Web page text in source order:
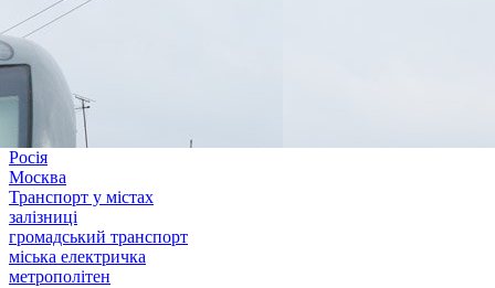
Росія
Москва
Транспорт у містах
залізниці
громадський транспорт
міська електричка
метрополітен